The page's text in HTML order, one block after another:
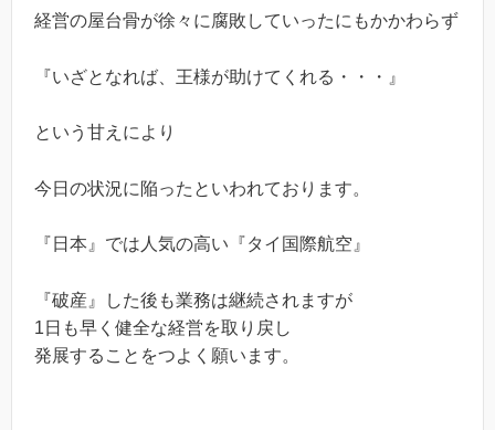
経営の屋台骨が徐々に腐敗していったにもかかわらず
『いざとなれば、王様が助けてくれる・・・』
という甘えにより
今日の状況に陥ったといわれております。
『日本』では人気の高い『タイ国際航空』
『破産』した後も業務は継続されますが
1日も早く健全な経営を取り戻し
発展することをつよく願います。